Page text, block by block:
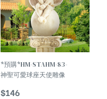
*預購*HM-STAHM-83-
神聖可愛球座天使雕像
Baby Doll Statue
$146